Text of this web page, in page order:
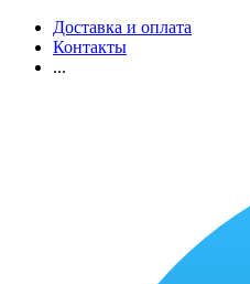
Доставка и оплата
Контакты
...